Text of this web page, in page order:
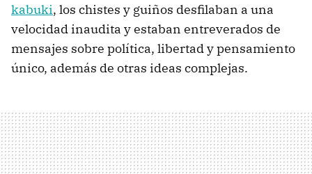
kabuki, los chistes y guiños desfilaban a una
velocidad inaudita y estaban entreverados de
mensajes sobre política, libertad y pensamiento
único, además de otras ideas complejas.